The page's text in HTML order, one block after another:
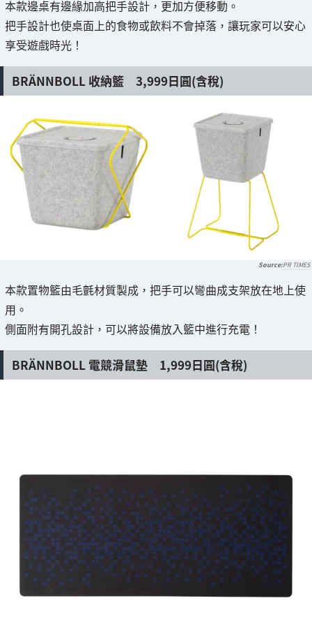
本款邊桌有邊緣加高把手設計，更加方便移動。
把手設計也使桌面上的食物或飲料不會掉落，讓玩家可以安心
享受遊戲時光！
BRÄNNBOLL 收納籃 3,999日圓(含稅)
PR TIMES
本款置物籃由毛氈材質製成，把手可以彎曲成支架放在地上使
用。
側面附有開孔設計，可以將設備放入籃中進行充電！
BRÄNNBOLL 電競滑鼠墊 1,999日圓(含稅)